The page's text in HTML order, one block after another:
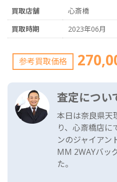
買取店舗
心斎橋
買取時期
2023年06月
参考買取価格
査定につい
本日は奈良県天
り、心斎橋店に
ンのジャイア
MM 2WAYバッ
た。